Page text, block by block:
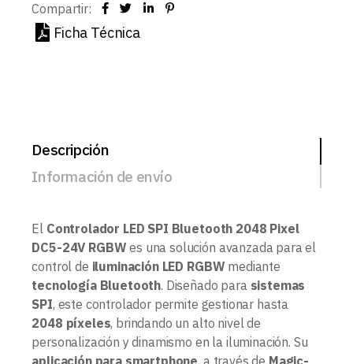
Compartir:
Ficha Técnica
Descripción
Información de envío
El Controlador LED SPI Bluetooth 2048 Pixel
DC5-24V RGBW es una solución avanzada para el
control de iluminación LED RGBW mediante
tecnología Bluetooth. Diseñado para sistemas
SPI, este controlador permite gestionar hasta
2048 píxeles, brindando un alto nivel de
personalización y dinamismo en la iluminación. Su